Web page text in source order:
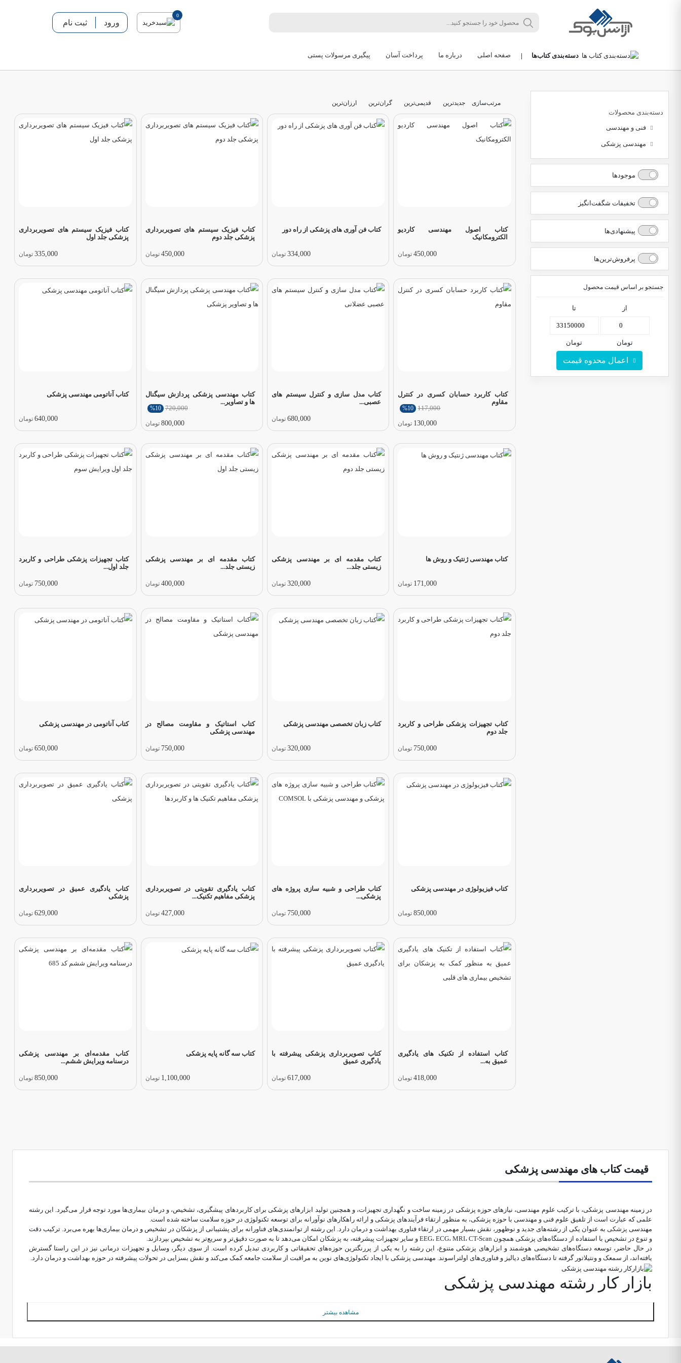
0
ورود ثبت نام
دسته‌بندی کتاب‌ها | صفحه اصلی درباره ما پرداخت آسان پیگیری مرسولات پستی
دسته‌بندی محصولات
فنی و مهندسی
مهندسی پزشکی
موجودها
تخفیفات شگفت‌انگیز
پیشنهادی‌ها
پرفروش‌ترین‌ها
جستجو بر اساس قیمت محصول
از
تومان
تا
تومان
اعمال محدوه قیمت
مرتب‌سازی جدیدترین قدیمی‌ترین گران‌ترین ارزان‌ترین
کتاب اصول مهندسی کاردیو
الکترومکانیک
450,000 تومان
کتاب فن آوری های پزشکی از راه دور
334,000 تومان
کتاب فیزیک سیستم های تصویربرداری
پزشکی جلد دوم
450,000 تومان
کتاب فیزیک سیستم های تصویربرداری
پزشکی جلد اول
335,000 تومان
کتاب کاربرد حسابان کسری در کنترل
مقاوم
117,000
%10
130,000 تومان
کتاب مدل سازی و کنترل سیستم های
عصبی...
680,000 تومان
کتاب مهندسی پزشکی پردازش سیگنال
ها و تصاویر...
720,000
%10
800,000 تومان
کتاب آناتومی مهندسی پزشکی
640,000 تومان
کتاب مهندسی ژنتیک و روش ها
171,000 تومان
کتاب مقدمه ای بر مهندسی پزشکی
زیستی جلد...
320,000 تومان
کتاب مقدمه ای بر مهندسی پزشکی
زیستی جلد...
400,000 تومان
کتاب تجهیزات پزشکی طراحی و کاربرد
جلد اول...
750,000 تومان
کتاب تجهیزات پزشکی طراحی و کاربرد
جلد دوم
750,000 تومان
کتاب زبان تخصصی مهندسی پزشکی
320,000 تومان
کتاب استاتیک و مقاومت مصالح در
مهندسی پزشکی
750,000 تومان
کتاب آناتومی در مهندسی پزشکی
650,000 تومان
کتاب فیزیولوژی در مهندسی پزشکی
850,000 تومان
کتاب طراحی و شبیه سازی پروژه های
پزشکی...
750,000 تومان
کتاب یادگیری تقویتی در تصویربرداری
پزشکی مفاهیم تکنیک...
427,000 تومان
کتاب یادگیری عمیق در تصویربرداری
پزشکی
629,000 تومان
کتاب استفاده از تکنیک های یادگیری
عمیق به...
418,000 تومان
کتاب تصویربرداری پزشکی پیشرفته با
یادگیری عمیق
617,000 تومان
کتاب سه گانه پایه پزشکی
1,100,000 تومان
کتاب مقدمه‌ای بر مهندسی پزشکی
درسنامه ویرایش ششم...
850,000 تومان
قیمت کتاب های مهندسی پزشکی
در زمینه مهندسی پزشکی، با ترکیب علوم مهندسی، نیازهای حوزه پزشکی در زمینه ساخت و نگهداری تجهیزات، و همچنین تولید ابزارهای پزشکی برای کاربردهای پیشگیری، تشخیص، و درمان بیماری‌ها مورد توجه قرار می‌گیرد. این رشته
علمی که عبارت است از تلفیق علوم فنی و مهندسی با حوزه پزشکی، به منظور ارتقاء فرآیندهای پزشکی و ارائه راهکارهای نوآورانه برای توسعه تکنولوژی در حوزه سلامت ساخته شده است.
مهندسی پزشکی به عنوان یکی از رشته‌های جدید و نوظهور، نقش بسیار مهمی در ارتقاء فناوری بهداشت و درمان دارد. این رشته از توانمندی‌های فناورانه برای پشتیبانی از پزشکان در تشخیص و درمان بیماری‌ها بهره می‌برد. ترکیب دقت
و تنوع در تشخیص با استفاده از دستگاه‌های پزشکی همچون EEG، ECG، MRI، CT-Scan و سایر تجهیزات پیشرفته، به پزشکان امکان می‌دهد تا به صورت دقیق‌تر و سریع‌تر به تشخیص بپردازند.
در حال حاضر، توسعه دستگاه‌های تشخیصی هوشمند و ابزارهای پزشکی متنوع، این رشته را به یکی از پررنگترین حوزه‌های تحقیقاتی و کاربردی تبدیل کرده است. از سوی دیگر، وسایل و تجهیزات درمانی نیز در این راستا گسترش
یافته‌اند، از سمعک و ونتیلاتور گرفته تا دستگاه‌های دیالیز و فناوری‌های اولتراسوند. مهندسی پزشکی با ایجاد تکنولوژی‌های نوین به مراقبت از سلامت جامعه کمک می‌کند و نقش بسزایی در تحولات پیشرفته در حوزه بهداشت و درمان دارد.
بازار کار رشته مهندسی پزشکی
تخصص بالا در زمینه طراحی، تولید، و نگهداری تجهیزات پزشکی می‌توانند در بخش‌های مختلف حوزه بهداشت و درمان شغلی پرکاربرد داشته باشند.
با توجه به اینکه کشورهایی مانند ایران به میزان زیادی به واردات تجهیزات پزشکی وابسته هستند، بازار کار مهندسی پزشکی در این کشورها ممکن است به طور مستقیم متأثر شود. اما با توسعه صنعت و فناوری در این حوزه،
فرایند کاری در زمینه مهندسی پزشکی به طور کلی شامل سه مرحله اصلی است:
مراکز تحقیقات، و سازمان‌ها و مؤسسات مرتبط با صنعت بهداشت و درمان.برای شرکت در آزمون های استخدامی سعی کنید طبق یک برنامه اصولی و با کمک
مشاهده بیشتر